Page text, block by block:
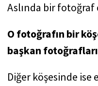
Aslında bir fotoğraf
O fotoğrafın bir
başkan
Diğer köşesinde ise